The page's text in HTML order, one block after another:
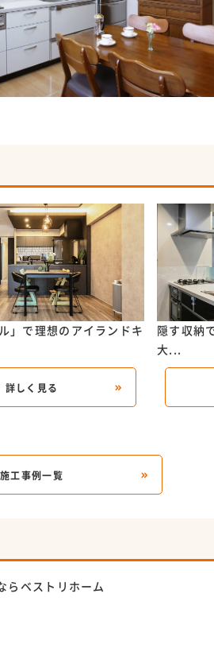
」で理想のアイランドキ
詳しく見る
隠す収納
大...
施工事例一覧
らベストリホーム